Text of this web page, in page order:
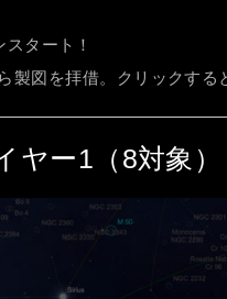
タート！
製図を拝借。クリックす
ヤー1（8対象）